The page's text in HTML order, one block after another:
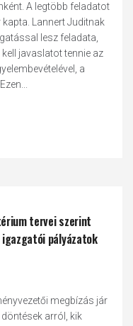
A legtöbb feladatot
Lannert Juditnak
lesz feladata,
javaslatot tennie az
a
tervei szerint
pályázatok
megbízás jár
döntések arról, kik